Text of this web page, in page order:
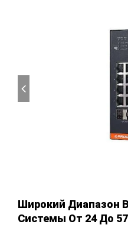
Широкий Диапазон
Системы От 24 До